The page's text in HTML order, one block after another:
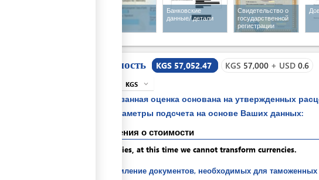
Банковские
данные/ детали
Свидетельство о
государственной
регистрации
Стоимость KGS 57,052.47 KGS 57,000 + USD 0.6
KGS expand_more
Указанная оценка основана на утвержденных
параметры подсчета на основе Ваших данных:
Сведения о стоимости
Apologies, at this time we cannot transform currencies.
Оформление документов, необходимых для таможенных